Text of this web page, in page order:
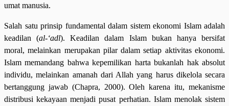
umat manusia.
Salah satu prinsip fundamental dalam sistem ekonomi Islam adalah
keadilan (al-‘adl). Keadilan dalam Islam bukan hanya bersifat
moral, melainkan merupakan pilar dalam setiap aktivitas ekonomi.
Islam memandang bahwa kepemilikan harta bukanlah hak absolut
individu, melainkan amanah dari Allah yang harus dikelola secara
bertanggung jawab (Chapra, 2000). Oleh karena itu, mekanisme
distribusi kekayaan menjadi pusat perhatian. Islam menolak sistem